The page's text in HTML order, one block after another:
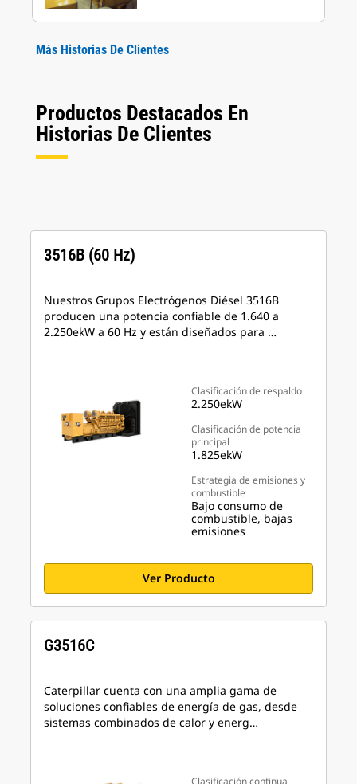
Más Historias De Clientes
Productos Destacados En
Historias De Clientes
Clasificación de respaldo
2.250ekW
Clasificación de potencia
principal
1.825ekW
Estrategia de emisiones y
combustible
Bajo consumo de
combustible, bajas
emisiones
3516B (60 Hz)
Nuestros Grupos Electrógenos Diésel 3516B
producen una potencia confiable de 1.640 a
2.250ekW a 60 Hz y están diseñados para …
Ver Producto
G3516C
Caterpillar cuenta con una amplia gama de
soluciones confiables de energía de gas, desde
sistemas combinados de calor y energ…